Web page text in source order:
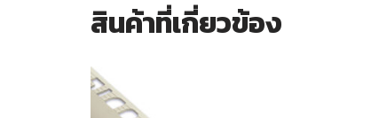
สินค้าที่เกี่ยวข้อง